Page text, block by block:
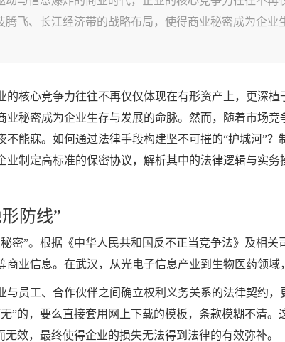
飞、长江经济带的战略布局，使得商业秘密成为企
核心竞争力往往不再仅仅体现在有形资产上，更深
秘密成为企业生存与发展的命脉。然而，随着市场
能寐。如何通过法律手段构建坚不可摧的“护城河”
制定高标准的保密协议，解析其中的法律逻辑与实
防线”
密”。根据《中华人民共和国反不正当竞争法》及相
业信息。在武汉，从光电子信息产业到生物医药领域
员工、合作伙伴之间确立权利义务关系的法律契约
”的，要么直接套用网上下载的模板，条款模糊不清
效，最终使得企业的损失无法得到法律的有效弥补。